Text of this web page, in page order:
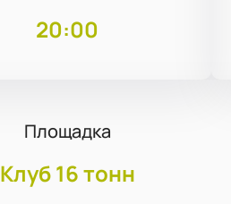
20:00
Площадка
Клуб 16 тонн